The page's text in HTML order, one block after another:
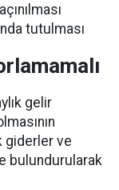
tutulması
gelir
giderler ve
bulundurularak